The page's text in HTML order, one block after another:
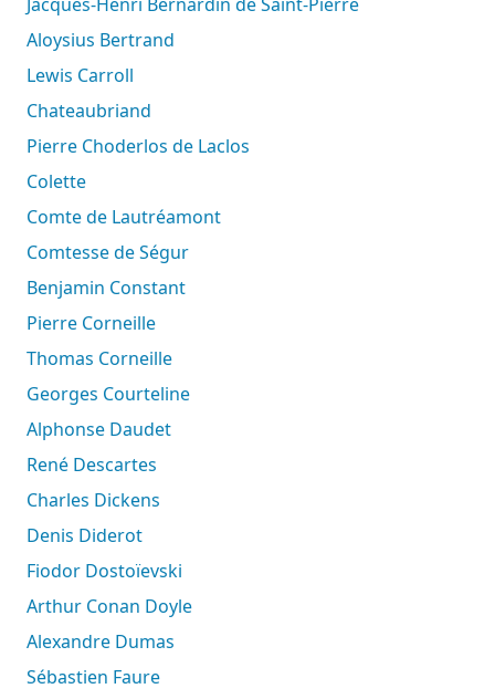
Aloysius Bertrand
Lewis Carroll
Chateaubriand
Pierre Choderlos de Laclos
Colette
Comte de Lautréamont
Comtesse de Ségur
Benjamin Constant
Pierre Corneille
Thomas Corneille
Georges Courteline
Alphonse Daudet
René Descartes
Charles Dickens
Denis Diderot
Fiodor Dostoïevski
Arthur Conan Doyle
Alexandre Dumas
Sébastien Faure